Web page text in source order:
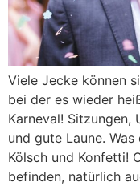
Viele Jecke können
bei der es wieder
Karneval! Sitzungen,
und gute Laune.
Kölsch und Konfetti!
befinden, natürlich